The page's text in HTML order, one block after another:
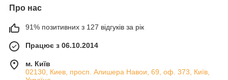
Про нас
91% позитивних з 127 відгуків за рік
Працює з 06.10.2014
м. Київ
02130, Киев, просп. Алишера Навои, 69, оф. 373, Київ,